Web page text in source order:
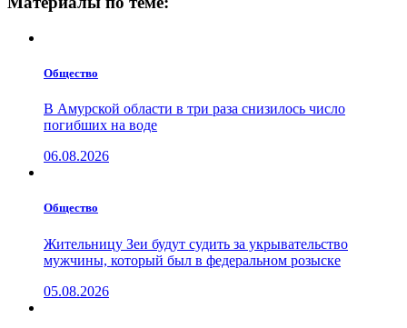
Общество
В Амурской области в три раза снизилось число
погибших на воде
06.08.2026
Общество
Жительницу Зеи будут судить за укрывательство
мужчины, который был в федеральном розыске
05.08.2026